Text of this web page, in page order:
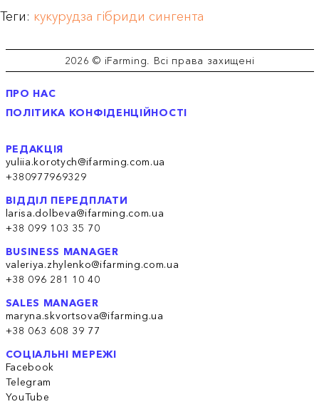
Теги: кукурудза гібриди сингента
2026 © iFarming. Всі права захищені
ПРО НАС
ПОЛІТИКА КОНФІДЕНЦІЙНОСТІ
РЕДАКЦІЯ
yuliia.korotych@ifarming.com.ua
+380977969329
ВІДДІЛ ПЕРЕДПЛАТИ
larisa.dolbeva@ifarming.com.ua
+38 099 103 35 70
BUSINESS MANAGER
valeriya.zhylenko@ifarming.com.ua
+38 096 281 10 40
SALES MANAGER
maryna.skvortsova@ifarming.ua
+38 063 608 39 77
СОЦІАЛЬНІ МЕРЕЖІ
Facebook
Telegram
YouTube